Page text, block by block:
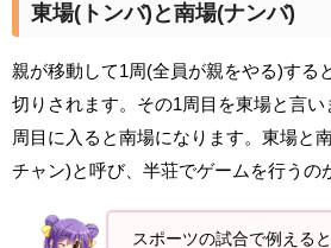
東場(トンバ)と南場(ナンバ)
親が移動して1周(全員が親をやる)する
切りされます。その1周目を東場と言
周目に入ると南場になります。東場と
チャン)と呼び、半荘でゲームを行うの
スポーツの試合で例える